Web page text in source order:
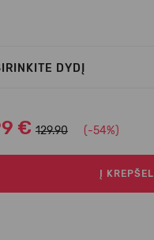
DYDĮ
€ 129.90 (-54%)
Į KREPŠELĮ